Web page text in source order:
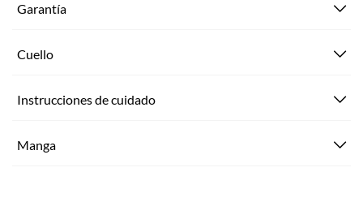
Garantía
Cuello
Instrucciones de cuidado
Manga